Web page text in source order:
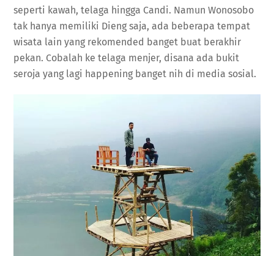
seperti kawah, telaga hingga Candi. Namun Wonosobo
tak hanya memiliki Dieng saja, ada beberapa tempat
wisata lain yang rekomended banget buat berakhir
pekan. Cobalah ke telaga menjer, disana ada bukit
seroja yang lagi happening banget nih di media sosial.